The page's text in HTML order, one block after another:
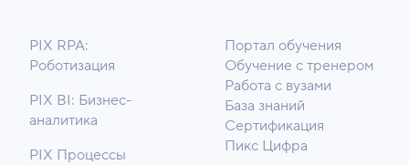
PIX RPA:
Роботизация
PIX BI: Бизнес-
аналитика
PIX Процессы
Портал обучения
Обучение с тренером
Работа с вузами
База знаний
Сертификация
Пикс Цифра